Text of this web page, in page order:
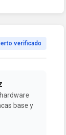
verificado
base y